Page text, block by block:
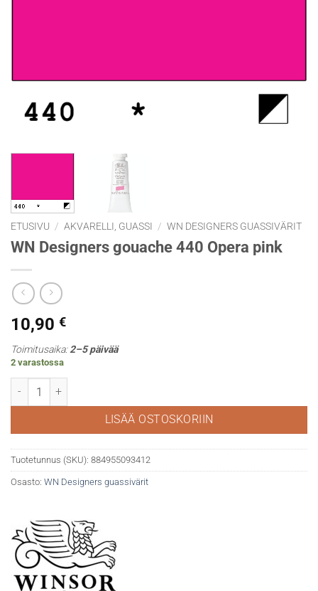
ETUSIVU / AKVARELLI, GUASSI / WN DESIGNERS GUASSIVÄRIT
WN Designers gouache 440 Opera pink
10,90 €
Toimitusaika:2–5 päivää
2 varastossa
WN Designers gouache 440 Opera pink määrä
LISÄÄ OSTOSKORIIN
Tuotetunnus (SKU): 884955093412
Osasto: WN Designers guassivärit